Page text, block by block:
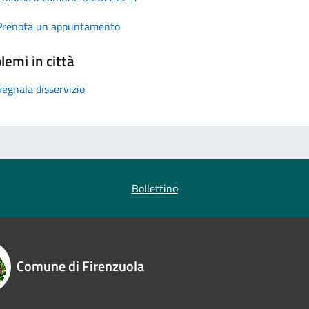
un appuntamento
in città
disservizio
Bollettino
Comune di Firenzuola